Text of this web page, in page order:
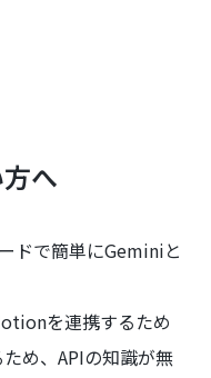
へ
ドで簡単にGeminiと
を連携するため
め、APIの知識が無